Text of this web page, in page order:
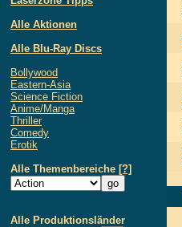
Alle Aktionen
Alle Blu-Ray Discs
Bollywood
Eastern-Asia
Science Fiction
Anime/Manga
Thriller
Comedy
Erotik
Alle Themenbereiche [?]
Alle Produktionsländer